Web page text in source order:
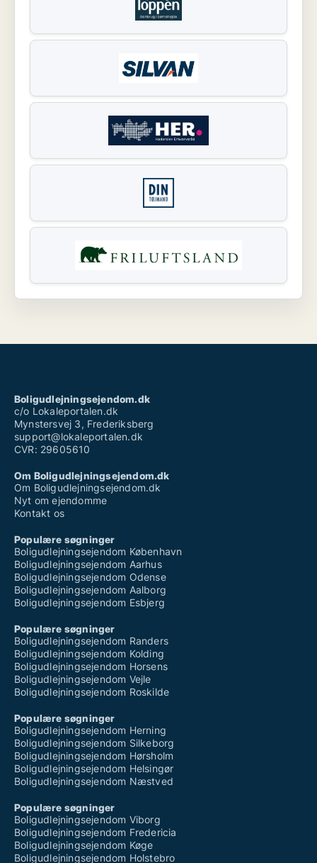
Boligudlejningsejendom.dk
c/o Lokaleportalen.dk
Mynstersvej 3, Frederiksberg
support@lokaleportalen.dk
CVR: 29605610
Om Boligudlejningsejendom.dk
Om Boligudlejningsejendom.dk
Nyt om ejendomme
Kontakt os
Populære søgninger
Boligudlejningsejendom København
Boligudlejningsejendom Aarhus
Boligudlejningsejendom Odense
Boligudlejningsejendom Aalborg
Boligudlejningsejendom Esbjerg
Populære søgninger
Boligudlejningsejendom Randers
Boligudlejningsejendom Kolding
Boligudlejningsejendom Horsens
Boligudlejningsejendom Vejle
Boligudlejningsejendom Roskilde
Populære søgninger
Boligudlejningsejendom Herning
Boligudlejningsejendom Silkeborg
Boligudlejningsejendom Hørsholm
Boligudlejningsejendom Helsingør
Boligudlejningsejendom Næstved
Populære søgninger
Boligudlejningsejendom Viborg
Boligudlejningsejendom Fredericia
Boligudlejningsejendom Køge
Boligudlejningsejendom Holstebro